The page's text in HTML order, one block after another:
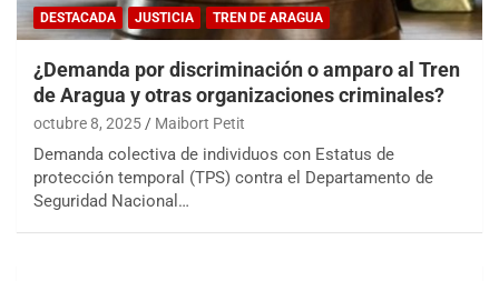
DESTACADA JUSTICIA TREN DE ARAGUA
¿Demanda por discriminación o amparo al Tren
de Aragua y otras organizaciones criminales?
octubre 8, 2025 Maibort Petit
Demanda colectiva de individuos con Estatus de
protección temporal (TPS) contra el Departamento de
Seguridad Nacional…